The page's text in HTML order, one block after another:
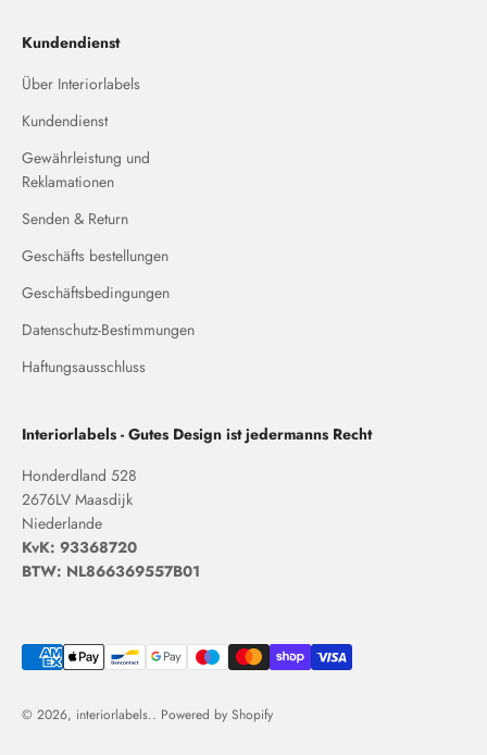
Kundendienst
Über Interiorlabels
Kundendienst
Gewährleistung und
Reklamationen
Senden & Return
Geschäfts bestellungen
Geschäftsbedingungen
Datenschutz-Bestimmungen
Haftungsausschluss
Interiorlabels - Gutes Design ist jedermanns Recht
Honderdland 528
2676LV Maasdijk
Niederlande
KvK: 93368720
BTW: NL866369557B01
© 2026, interiorlabels.. Powered by Shopify